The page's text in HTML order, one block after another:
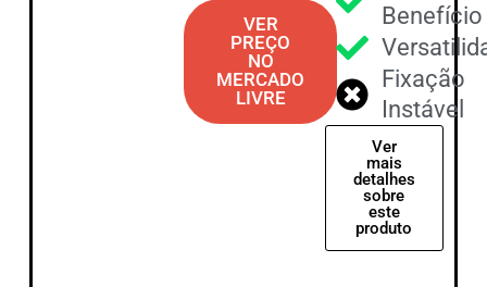
VER
PREÇO
NO
MERCADO
LIVRE
Benefício
Fixação
Instável
Ver
mais
detalhes
sobre
este
produto